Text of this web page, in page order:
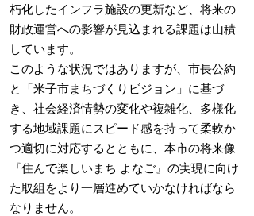
朽化したインフラ施設の更新など、将来の
財政運営への影響が見込まれる課題は山積
しています。
このような状況ではありますが、市長公約
と「米子市まちづくりビジョン」に基づ
き、社会経済情勢の変化や複雑化、多様化
する地域課題にスピード感を持って柔軟か
つ適切に対応するとともに、本市の将来像
『住んで楽しいまち よなご』の実現に向け
た取組をより一層進めていかなければなら
なりません。